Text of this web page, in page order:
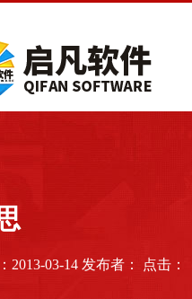
2013-03-14 发布者： 点击：